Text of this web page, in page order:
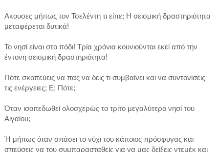
Ακουσες μήπως τον Τσελέντη τι είπε; Η σεισμική δραστηριότητα
μεταφέρεται δυτικά!
Το νησί είναι στο πόδι! Τρία χρόνια κουνιούνται εκεί από την
έντονη σεισμική δραστηριότητα!
Πότε σκοπεύεις να πας να δεις τι συμβαίνει και να συντονίσεις
τις ενέργειες; Ε; Πότε;
Όταν ισοπεδωθεί ολοσχερώς το τρίτο μεγαλύτερο νησί του
Αιγαίου;
Ή μήπως όταν σπάσει το νύχι του κάποιος πρόσφυγας και
σπεύσεις να του συμπαρασταθείς για να μας δείξεις ντεμέκ και